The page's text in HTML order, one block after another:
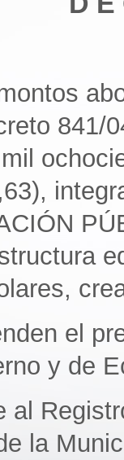
841/
el
y de
al
la